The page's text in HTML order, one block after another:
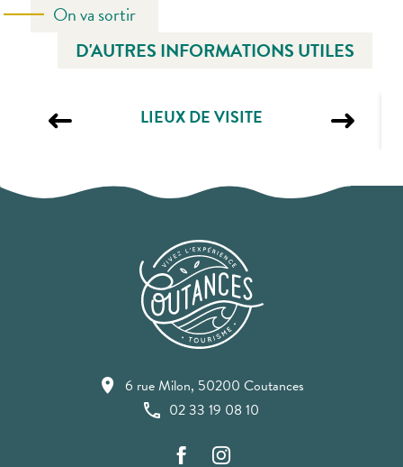
On va sortir
D'AUTRES INFORMATIONS UTILES
LIEUX DE VISITE
6 rue Milon, 50200 Coutances
02 33 19 08 10